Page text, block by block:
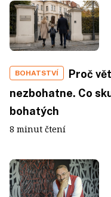
BOHATSTVÍ
Proč
nezbohatne. Co
bohatých
8 minut čtení